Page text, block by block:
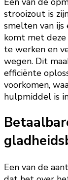
strooizout is
smelten van ijs
komt met
te werken en
wegen. Dit
efficiënte
voorkomen,
hulpmiddel is
Een van de